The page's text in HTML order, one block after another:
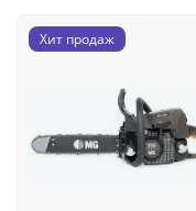
Хит продаж